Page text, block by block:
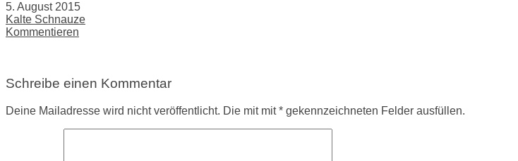
5. August 2015
Kalte Schnauze
Kommentieren
Schreibe einen Kommentar
Deine Mailadresse wird nicht veröffentlicht. Die mit mit * gekennzeichneten Felder ausfüllen.